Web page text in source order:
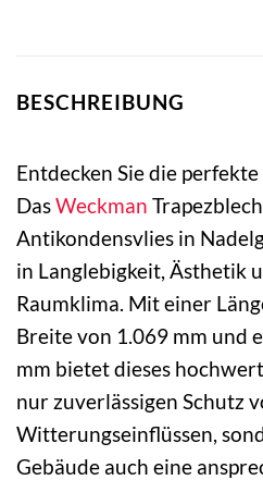
BESCHREIBUNG
Entdecken Sie die
DasWeckman
Antikondensvlies in
in Langlebigkeit, Ästhetik
Raumklima. Mit einer
Breite von 1.069 mm und
mm bietet dieses
nur zuverlässigen Schutz
Witterungseinflüssen,
Gebäude auch eine